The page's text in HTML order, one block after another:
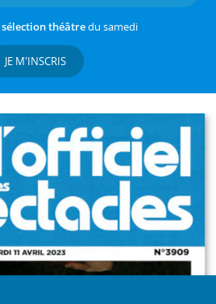
sélection théâtredu samedi
JE M'INSCRIS